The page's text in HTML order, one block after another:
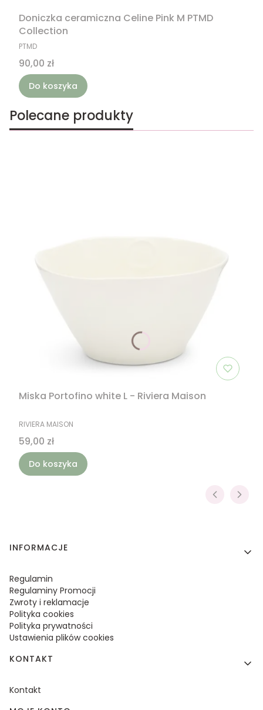
Doniczka ceramiczna Celine Pink M PTMD
Collection
PRODUCENT
PTMD
Cena
90,00 zł
Do koszyka
Polecane produkty
Miska Portofino white L - Riviera Maison
PRODUCENT
RIVIERA MAISON
Cena
59,00 zł
Do koszyka
Linki w stopce
INFORMACJE
Regulamin
Regulaminy Promocji
Zwroty i reklamacje
Polityka cookies
Polityka prywatności
Ustawienia plików cookies
KONTAKT
Kontakt